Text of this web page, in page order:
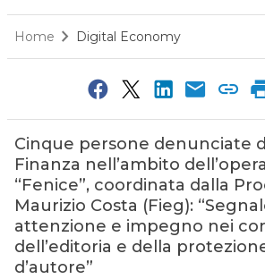
Home Digital Economy
Cinque persone denunciate
Finanza nell’ambito
“Fenice”, coordinata dalla
Maurizio Costa (Fieg):
attenzione e impegno nei
dell’editoria e della
d’autore”